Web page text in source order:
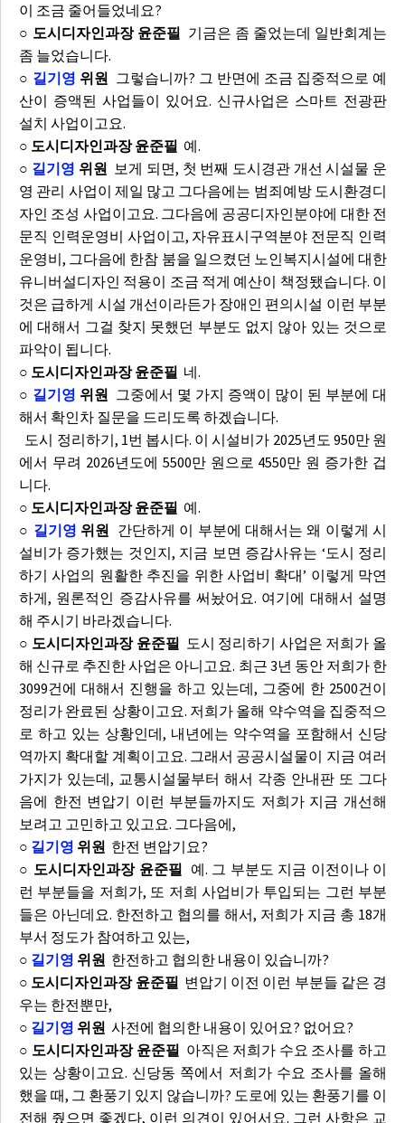
이 조금 줄어들었네요?
○ 도시디자인과장 윤준필 기금은 좀 줄었는데 일반회계는
좀 늘었습니다.
○ 길기영 위원 그렇습니까? 그 반면에 조금 집중적으로 예
산이 증액된 사업들이 있어요. 신규사업은 스마트 전광판
설치 사업이고요.
○ 도시디자인과장 윤준필 예.
○ 길기영 위원 보게 되면, 첫 번째 도시경관 개선 시설물 운
영 관리 사업이 제일 많고 그다음에는 범죄예방 도시환경디
자인 조성 사업이고요. 그다음에 공공디자인분야에 대한 전
문직 인력운영비 사업이고, 자유표시구역분야 전문직 인력
운영비, 그다음에 한참 붐을 일으켰던 노인복지시설에 대한
유니버설디자인 적용이 조금 적게 예산이 책정됐습니다. 이
것은 급하게 시설 개선이라든가 장애인 편의시설 이런 부분
에 대해서 그걸 찾지 못했던 부분도 없지 않아 있는 것으로
파악이 됩니다.
○ 도시디자인과장 윤준필 네.
○ 길기영 위원 그중에서 몇 가지 증액이 많이 된 부분에 대
해서 확인차 질문을 드리도록 하겠습니다.
도시 정리하기, 1번 봅시다. 이 시설비가 2025년도 950만 원
에서 무려 2026년도에 5500만 원으로 4550만 원 증가한 겁
니다.
○ 도시디자인과장 윤준필 예.
○ 길기영 위원 간단하게 이 부분에 대해서는 왜 이렇게 시
설비가 증가했는 것인지, 지금 보면 증감사유는 ‘도시 정리
하기 사업의 원활한 추진을 위한 사업비 확대’ 이렇게 막연
하게, 원론적인 증감사유를 써놨어요. 여기에 대해서 설명
해 주시기 바라겠습니다.
○ 도시디자인과장 윤준필 도시 정리하기 사업은 저희가 올
해 신규로 추진한 사업은 아니고요. 최근 3년 동안 저희가 한
3099건에 대해서 진행을 하고 있는데, 그중에 한 2500건이
정리가 완료된 상황이고요. 저희가 올해 약수역을 집중적으
로 하고 있는 상황인데, 내년에는 약수역을 포함해서 신당
역까지 확대할 계획이고요. 그래서 공공시설물이 지금 여러
가지가 있는데, 교통시설물부터 해서 각종 안내판 또 그다
음에 한전 변압기 이런 부분들까지도 저희가 지금 개선해
보려고 고민하고 있고요. 그다음에,
○ 길기영 위원 한전 변압기요?
○ 도시디자인과장 윤준필 예. 그 부분도 지금 이전이나 이
런 부분들을 저희가, 또 저희 사업비가 투입되는 그런 부분
들은 아닌데요. 한전하고 협의를 해서, 저희가 지금 총 18개
부서 정도가 참여하고 있는,
○ 길기영 위원 한전하고 협의한 내용이 있습니까?
○ 도시디자인과장 윤준필 변압기 이전 이런 부분들 같은 경
우는 한전뿐만,
○ 길기영 위원 사전에 협의한 내용이 있어요? 없어요?
○ 도시디자인과장 윤준필 아직은 저희가 수요 조사를 하고
있는 상황이고요. 신당동 쪽에서 저희가 수요 조사를 올해
했을 때, 그 환풍기 있지 않습니까? 도로에 있는 환풍기를 이
전해 줬으면 좋겠다, 이런 의견이 있어서요. 그런 사항은 교